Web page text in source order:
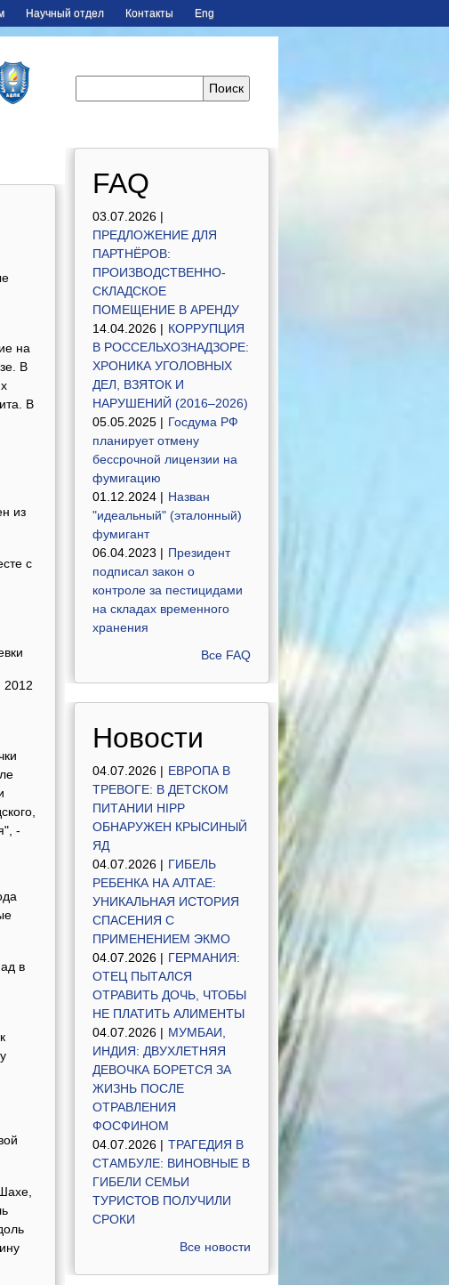
Научный отдел Контакты Eng
на
В
В
из
с
2012
-
в
FAQ
03.07.2026 |
ПРЕДЛОЖЕНИЕ ДЛЯ
ПАРТНЁРОВ:
ПРОИЗВОДСТВЕННО-
СКЛАДСКОЕ
ПОМЕЩЕНИЕ В АРЕНДУ
14.04.2026 | КОРРУПЦИЯ
В РОССЕЛЬХОЗНАДЗОРЕ:
ХРОНИКА УГОЛОВНЫХ
ДЕЛ, ВЗЯТОК И
НАРУШЕНИЙ (2016–2026)
05.05.2025 | Госдума РФ
планирует отмену
бессрочной лицензии на
фумигацию
01.12.2024 | Назван
"идеальный" (эталонный)
фумигант
06.04.2023 | Президент
подписал закон о
контроле за пестицидами
на складах временного
хранения
Все FAQ
Новости
04.07.2026 | ЕВРОПА В
ТРЕВОГЕ: В ДЕТСКОМ
ПИТАНИИ HIPP
ОБНАРУЖЕН КРЫСИНЫЙ
ЯД
04.07.2026 | ГИБЕЛЬ
РЕБЕНКА НА АЛТАЕ:
УНИКАЛЬНАЯ ИСТОРИЯ
СПАСЕНИЯ С
ПРИМЕНЕНИЕМ ЭКМО
04.07.2026 | ГЕРМАНИЯ:
ОТЕЦ ПЫТАЛСЯ
ОТРАВИТЬ ДОЧЬ, ЧТОБЫ
НЕ ПЛАТИТЬ АЛИМЕНТЫ
04.07.2026 | МУМБАИ,
ИНДИЯ: ДВУХЛЕТНЯЯ
ДЕВОЧКА БОРЕТСЯ ЗА
ЖИЗНЬ ПОСЛЕ
ОТРАВЛЕНИЯ
ФОСФИНОМ
04.07.2026 | ТРАГЕДИЯ В
СТАМБУЛЕ: ВИНОВНЫЕ В
ГИБЕЛИ СЕМЬИ
ТУРИСТОВ ПОЛУЧИЛИ
СРОКИ
Все новости